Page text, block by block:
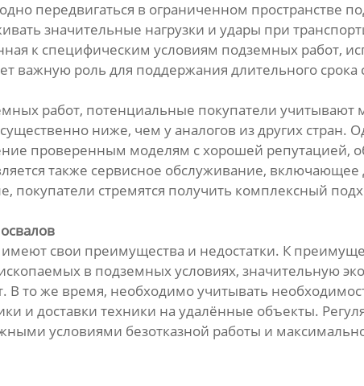
передвигаться в ограниченном пространстве
значительные нагрузки и удары при
к специфическим условиям подземных работ,
важную роль для поддержания длительного
работ, потенциальные покупатели учитывают
ниже, чем у аналогов из других стран.
проверенным моделям с хорошей репутацией,
также сервисное обслуживание, включающее
покупатели стремятся получить комплексный
свои преимущества и недостатки. К
в подземных условиях, значительную
В то же время, необходимо учитывать
и доставки техники на удалённые объекты.
условиями безотказной работы и